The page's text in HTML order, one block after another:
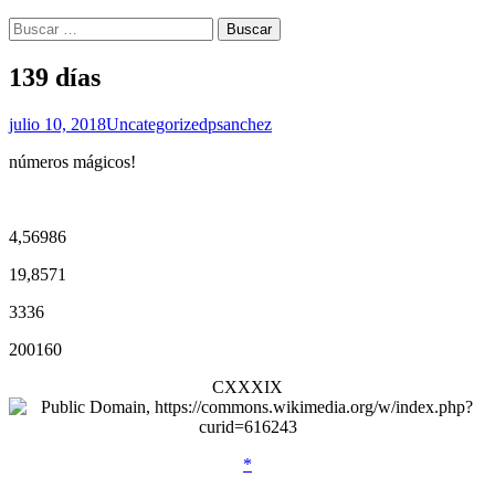
Buscar:
139 días
julio 10, 2018Uncategorizedpsanchez
números mágicos!
4,56986
19,8571
3336
200160
CXXXIX
*